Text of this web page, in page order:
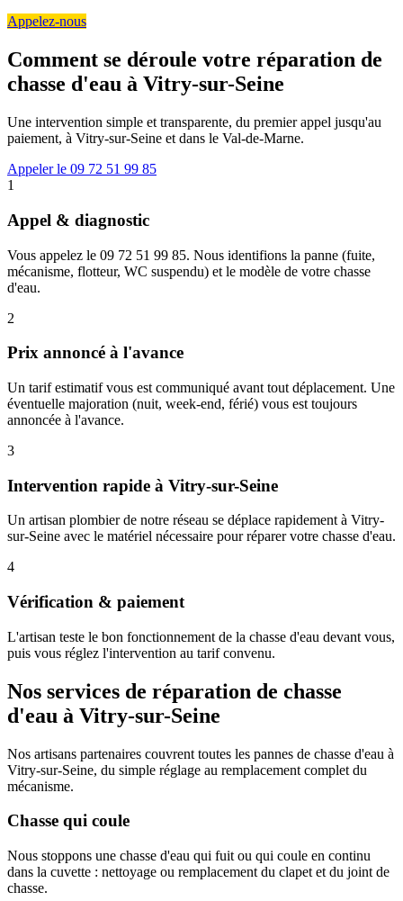
Appelez-nous
Comment se déroule votre réparation de
chasse d'eau à Vitry-sur-Seine
Une intervention simple et transparente, du premier appel jusqu'au
paiement, à Vitry-sur-Seine et dans le Val-de-Marne.
Appeler le 09 72 51 99 85
1
Appel & diagnostic
Vous appelez le 09 72 51 99 85. Nous identifions la panne (fuite,
mécanisme, flotteur, WC suspendu) et le modèle de votre chasse
d'eau.
2
Prix annoncé à l'avance
Un tarif estimatif vous est communiqué avant tout déplacement. Une
éventuelle majoration (nuit, week-end, férié) vous est toujours
annoncée à l'avance.
3
Intervention rapide à Vitry-sur-Seine
Un artisan plombier de notre réseau se déplace rapidement à Vitry-
sur-Seine avec le matériel nécessaire pour réparer votre chasse d'eau.
4
Vérification & paiement
L'artisan teste le bon fonctionnement de la chasse d'eau devant vous,
puis vous réglez l'intervention au tarif convenu.
Nos services de réparation de chasse
d'eau à Vitry-sur-Seine
Nos artisans partenaires couvrent toutes les pannes de chasse d'eau à
Vitry-sur-Seine, du simple réglage au remplacement complet du
mécanisme.
Chasse qui coule
Nous stoppons une chasse d'eau qui fuit ou qui coule en continu
dans la cuvette : nettoyage ou remplacement du clapet et du joint de
chasse.